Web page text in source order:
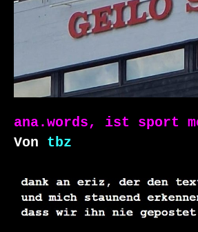
ana.words, ist sport
Von tbz